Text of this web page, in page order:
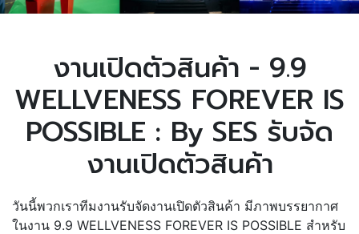
งานเปิดตัวสินค้า - 9.9
WELLVENESS FOREVER IS
POSSIBLE : By SES รับจัด
งานเปิดตัวสินค้า
วันนี้พวกเราทีมงานรับจัดงานเปิดตัวสินค้า มีภาพบรรยากาศ
ในงาน 9.9 WELLVENESS FOREVER IS POSSIBLE สำหรับ